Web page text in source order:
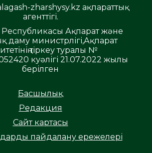
zharshysy.kz ақпараттық
агенттігі.
Республикасы Ақпарат және
даму министрлігі,Ақпарат
тіркеу туралы №
куәлігі 21.07.2022 жылы
берілген
Басшылық
Редакция
Сайт картасы
пайдалану ережелері